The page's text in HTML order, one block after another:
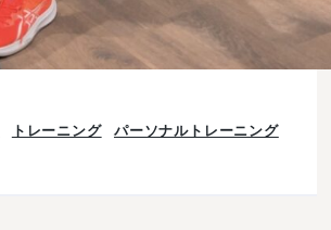
トレーニング
パーソナルトレーニング